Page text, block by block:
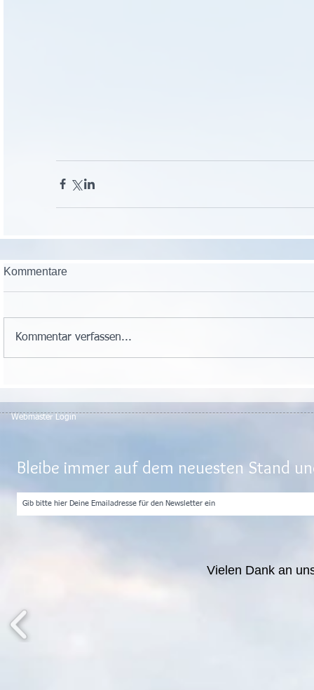
Kommentare
Kommentar verfassen...
Webmaster Login
Bleibe immer auf dem neuesten Stand
Vielen Dank an